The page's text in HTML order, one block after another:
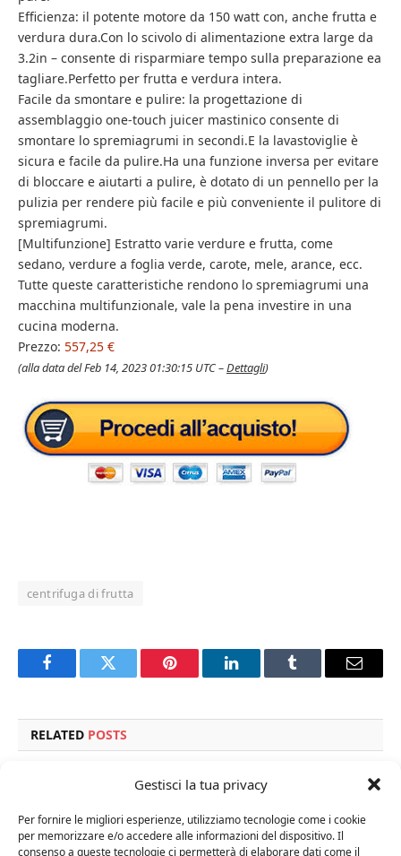
Gestisci la tua privacy
Per fornire le migliori esperienze, utilizziamo tecnologie come i cookie
per memorizzare e/o accedere alle informazioni del dispositivo. Il
consenso a queste tecnologie ci permetterà di elaborare dati come il
Efficienza: il potente motore da 150 watt con, anche frutta e
verdura dura.Con lo scivolo di alimentazione extra large da
3.2in – consente di risparmiare tempo sulla preparazione ea
tagliare.Perfetto per frutta e verdura intera.
Facile da smontare e pulire: la progettazione di
assemblaggio one-touch juicer mastinico consente di
smontare lo spremiagrumi in secondi.E la lavastoviglie è
sicura e facile da pulire.Ha una funzione inversa per evitare
di bloccare e aiutarti a pulire, è dotato di un pennello per la
pulizia per rendere più facile e più conveniente il pulitore di
spremiagrumi.
[Multifunzione] Estratto varie verdure e frutta, come
sedano, verdure a foglia verde, carote, mele, arance, ecc.
Tutte queste caratteristiche rendono lo spremiagrumi una
macchina multifunzionale, vale la pena investire in una
cucina moderna.
Prezzo: 557,25 €
(alla data del Feb 14, 2023 01:30:15 UTC –Dettagli)
centrifuga di frutta
FacebookTwitter Pinterest LinkedInTumblr Email
RELATED POSTS